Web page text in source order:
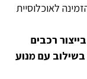
לאוכלוסיית
רכבים
עם מנוע